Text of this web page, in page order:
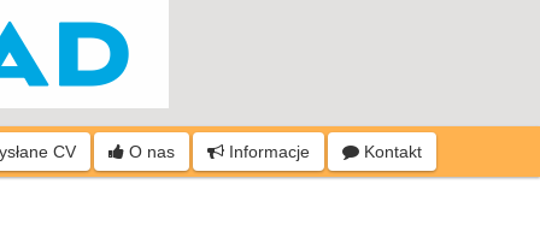
CV O nas Informacje Kontakt